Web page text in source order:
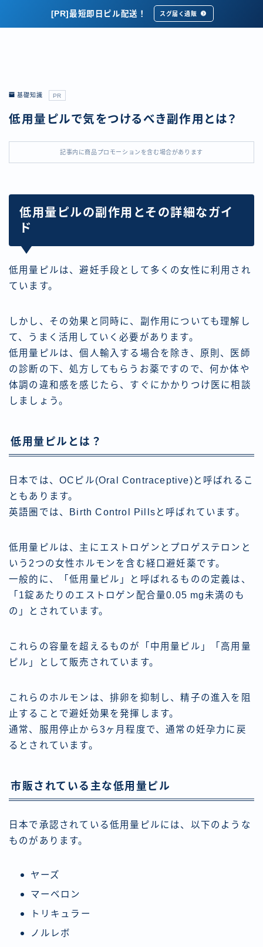
[PR]最短即日ピル配送！ スグ届く通販
基礎知識 PR
低用量ピルで気をつけるべき副作用とは？
記事内に商品プロモーションを含む場合があります
低用量ピルの副作用とその詳細なガイ
ド
低用量ピルは、避妊手段として多くの女性に利用され
ています。
しかし、その効果と同時に、副作用についても理解し
て、うまく活用していく必要があります。
低用量ピルは、個人輸入する場合を除き、原則、医師
の診断の下、処方してもらうお薬ですので、何か体や
体調の違和感を感じたら、すぐにかかりつけ医に相談
しましょう。
低用量ピルとは？
日本では、OCピル(Oral Contraceptive)と呼ばれるこ
ともあります。
英語圏では、Birth Control Pillsと呼ばれています。
低用量ピルは、主にエストロゲンとプロゲステロンと
いう2つの女性ホルモンを含む経口避妊薬です。
一般的に、「低用量ピル」と呼ばれるものの定義は、
「1錠あたりのエストロゲン配合量0.05 mg未満のも
の」とされています。
これらの容量を超えるものが「中用量ピル」「高用量
ピル」として販売されています。
これらのホルモンは、排卵を抑制し、精子の進入を阻
止することで避妊効果を発揮します。
通常、服用停止から3ヶ月程度で、通常の妊孕力に戻
るとされています。
市販されている主な低用量ピル
日本で承認されている低用量ピルには、以下のような
ものがあります。
ヤーズ
マーベロン
トリキュラー
ノルレボ